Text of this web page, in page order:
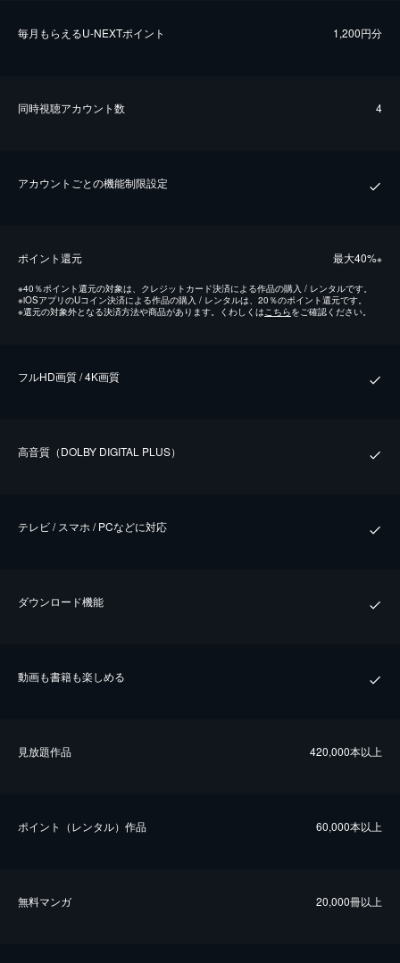
毎⽉もらえるU-NEXTポイント 1,200円分
同時視聴アカウント数 4
アカウントごとの機能制限設定
ポイント還元 最⼤40%※
※40％ポイント還元の対象は、クレジットカード決済による作品の購入 / レンタルです。
※iOSアプリのUコイン決済による作品の購入 / レンタルは、20％のポイント還元です。
※還元の対象外となる決済方法や商品があります。くわしくは こちらをご確認ください。
フルHD画質 / 4K画質
⾼⾳質（DOLBY DIGITAL PLUS）
テレビ / スマホ / PCなどに対応
ダウンロード機能
動画も書籍も楽しめる
⾒放題作品 420,000本以上
ポイント（レンタル）作品 60,000本以上
無料マンガ 20,000冊以上